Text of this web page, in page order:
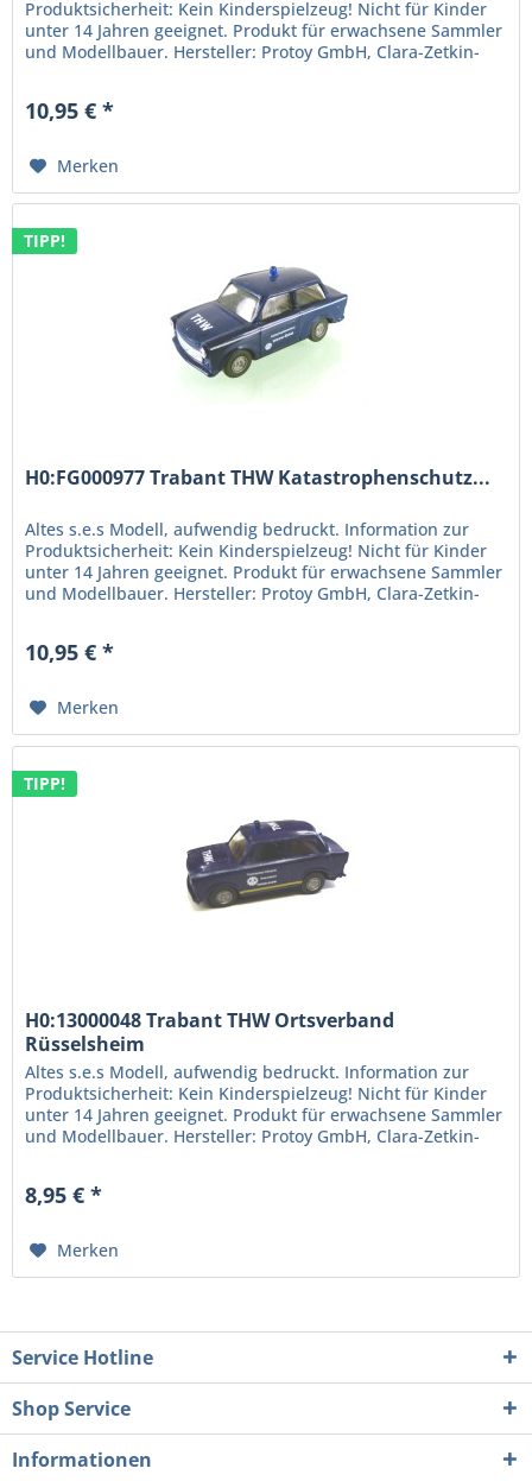
Produktsicherheit: Kein Kinderspielzeug! Nicht für Kinder
unter 14 Jahren geeignet. Produkt für erwachsene Sammler
und Modellbauer. Hersteller: Protoy GmbH, Clara-Zetkin-
10,95 € *
Merken
TIPP!
H0:FG000977 Trabant THW Katastrophenschutz...
Altes s.e.s Modell, aufwendig bedruckt. Information zur
Produktsicherheit: Kein Kinderspielzeug! Nicht für Kinder
unter 14 Jahren geeignet. Produkt für erwachsene Sammler
und Modellbauer. Hersteller: Protoy GmbH, Clara-Zetkin-
10,95 € *
Merken
TIPP!
H0:13000048 Trabant THW Ortsverband
Rüsselsheim
Altes s.e.s Modell, aufwendig bedruckt. Information zur
Produktsicherheit: Kein Kinderspielzeug! Nicht für Kinder
unter 14 Jahren geeignet. Produkt für erwachsene Sammler
und Modellbauer. Hersteller: Protoy GmbH, Clara-Zetkin-
8,95 € *
Merken
Service Hotline
Shop Service
Informationen